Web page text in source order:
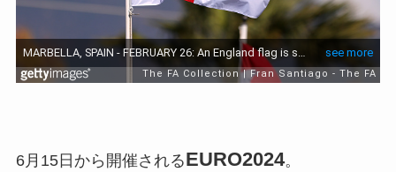
6月15日から開催されるEURO2024。